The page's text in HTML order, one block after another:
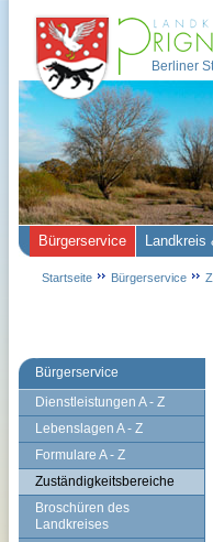
Bürgerservice
Dienstleistungen A - Z
Lebenslagen A - Z
Formulare A - Z
Zuständigkeitsbereiche
Broschüren des
Landkreises
Berliner
Bürgerservice Landkreis
Startseite Bürgerservice